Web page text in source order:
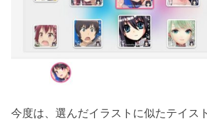
今度は、選んだイラストに似たテイス